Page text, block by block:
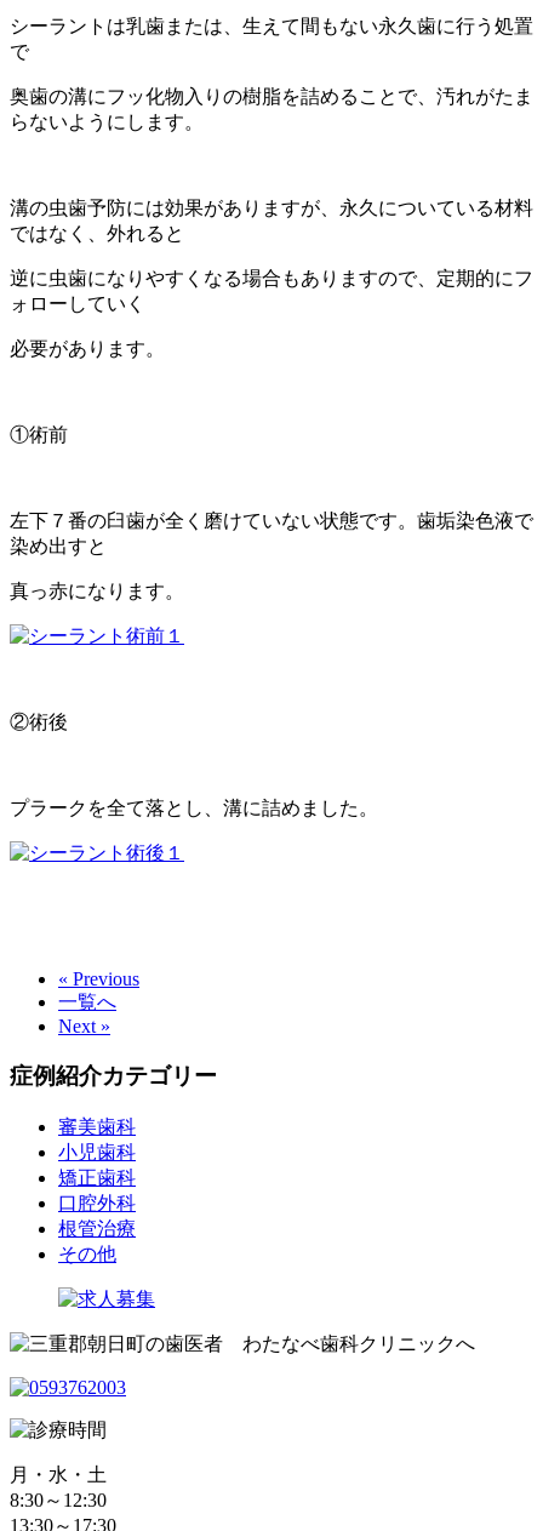
シーラントは乳歯または、生えて間もない永久歯に行う処置
で
奥歯の溝にフッ化物入りの樹脂を詰めることで、汚れがたま
らないようにします。
溝の虫歯予防には効果がありますが、永久についている材料
ではなく、外れると
逆に虫歯になりやすくなる場合もありますので、定期的にフ
ォローしていく
必要があります。
①術前
左下７番の臼歯が全く磨けていない状態です。歯垢染色液で
染め出すと
真っ赤になります。
②術後
プラークを全て落とし、溝に詰めました。
« Previous
一覧へ
Next »
症例紹介カテゴリー
審美歯科
小児歯科
矯正歯科
口腔外科
根管治療
その他
月・水・土
8:30～12:30
13:30～17:30